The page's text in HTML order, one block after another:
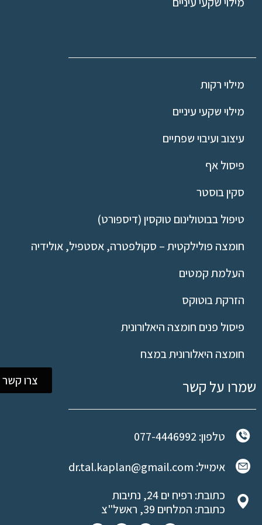
צרו קשר
מילוי רקות
מילוי שקעי עיניים
עיצוב ועיבוי שפתיים
פיסול אף
סקין בוסטר
טיפול בבוטולינום טוקסין (דיספורט)
חומצה פולילקטית – סקולפטרה, אסטפיל, אולידיה
העלמת קמטים
הזרקת בוטוקס
פיסול פנים חומצה היאלורונית
חומצה היאלורונית במצח
שמרו על קשר
טלפון: 077-4446992
אימייל: dr.tal.kaplan@gmail.com
כתובת: רפיח ים 24, נתיבות
כתובת: המלחים 39, ראשל"צ